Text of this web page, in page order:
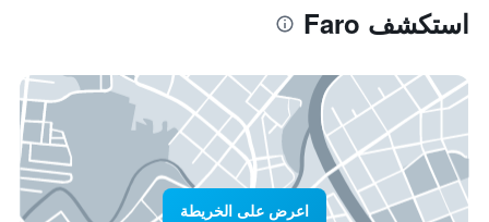
استكشف Faro
اعرض على الخريطة